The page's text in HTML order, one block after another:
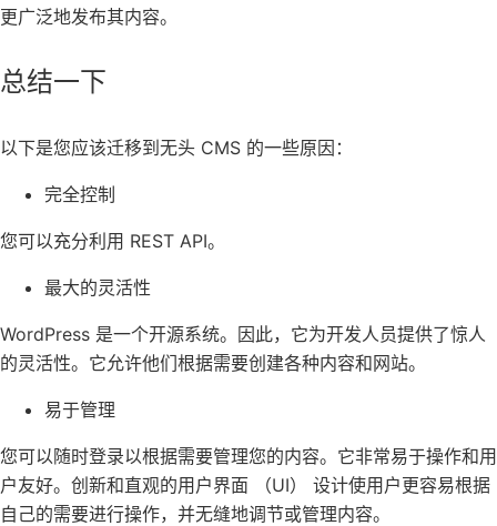
更广泛地发布其内容。
总结一下
以下是您应该迁移到无头 CMS 的一些原因：
完全控制
您可以充分利用 REST API。
最大的灵活性
WordPress 是一个开源系统。因此，它为开发人员提供了惊人
的灵活性。它允许他们根据需要创建各种内容和网站。
易于管理
您可以随时登录以根据需要管理您的内容。它非常易于操作和用
户友好。创新和直观的用户界面 （UI） 设计使用户更容易根据
自己的需要进行操作，并无缝地调节或管理内容。